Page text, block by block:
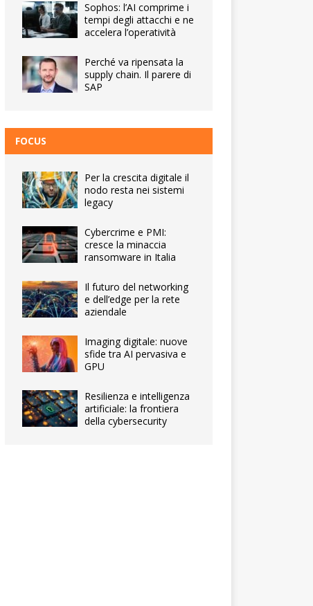
Sophos: l’AI comprime i
tempi degli attacchi e ne
accelera l’operatività
Perché va ripensata la
supply chain. Il parere di
SAP
FOCUS
Per la crescita digitale il
nodo resta nei sistemi
legacy
Cybercrime e PMI:
cresce la minaccia
ransomware in Italia
Il futuro del networking
e dell’edge per la rete
aziendale
Imaging digitale: nuove
sfide tra AI pervasiva e
GPU
Resilienza e intelligenza
artificiale: la frontiera
della cybersecurity